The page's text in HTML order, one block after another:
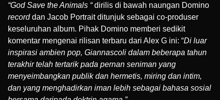
“God Save the Animals “dirilis di bawah naungan Domino
record dan Jacob Portraitditunjuk sebagai co-produser
keseluruhan album. Pihak Domino memberi sedikit
komentar mengenai rilisan terbaru dari Alex G ini: “Di luar
inspirasi ambien pop, Giannascoli dalam beberapa tahun
terakhir telah tertarik pada pernan seniman yang
menyeimbangkan publik dan hermetis, miring dan intim,
dan yang menghadirkan iman lebih sebagai bahasa sosial